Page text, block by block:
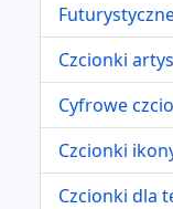
Czcionki
Cyfrowe
Czcionki
Czcionki dla